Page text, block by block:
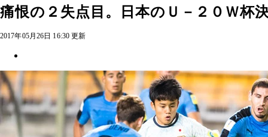
痛恨の２失点目。日本のＵ－２０Ｗ杯
2017年05月26日 16:30 更新